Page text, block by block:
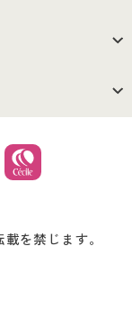
プを禁じます。